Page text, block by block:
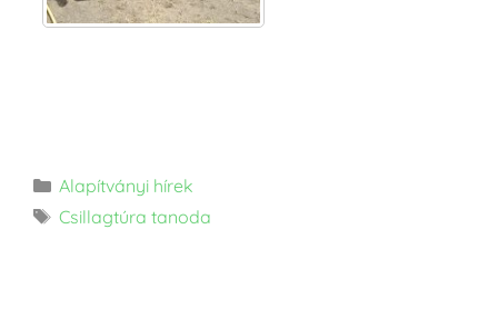
Alapítványi hírek
Csillagtúra tanoda